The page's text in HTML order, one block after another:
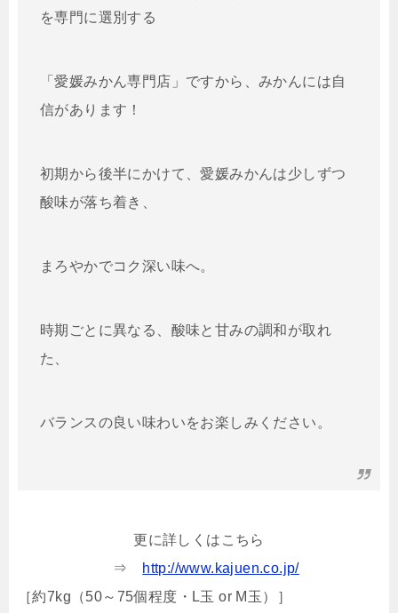
を専門に選別する
「愛媛みかん専門店」ですから、みかんには自
信があります！
初期から後半にかけて、愛媛みかんは少しずつ
酸味が落ち着き、
まろやかでコク深い味へ。
時期ごとに異なる、酸味と甘みの調和が取れ
た、
バランスの良い味わいをお楽しみください。
更に詳しくはこちら
⇒
http://www.kajuen.co.jp/
［約7kg（50～75個程度・L玉 or M玉）］